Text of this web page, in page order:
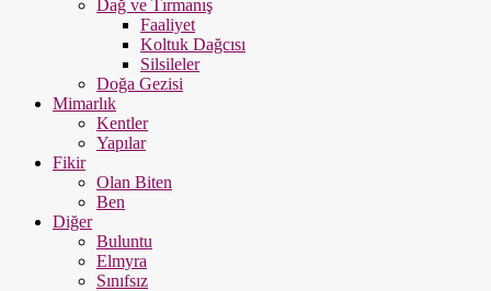
Dağ ve Tırmanış
Faaliyet
Koltuk Dağcısı
Silsileler
Doğa Gezisi
Mimarlık
Kentler
Yapılar
Fikir
Olan Biten
Ben
Diğer
Buluntu
Elmyra
Sınıfsız